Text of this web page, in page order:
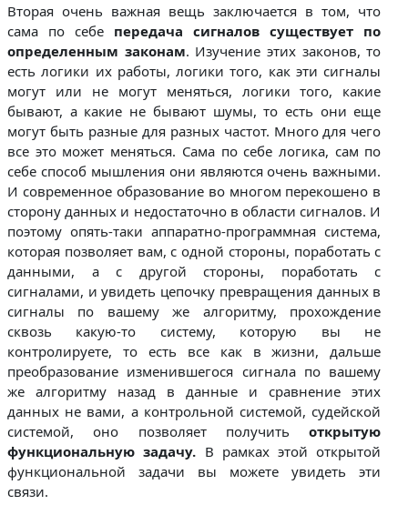
Вторая очень важная вещь заключается в том, что
сама по себе передача сигналов существует по
определенным законам. Изучение этих законов, то
есть логики их работы, логики того, как эти сигналы
могут или не могут меняться, логики того, какие
бывают, а какие не бывают шумы, то есть они еще
могут быть разные для разных частот. Много для чего
все это может меняться. Сама по себе логика, сам по
себе способ мышления они являются очень важными.
И современное образование во многом перекошено в
сторону данных и недостаточно в области сигналов. И
поэтому опять-таки аппаратно-программная система,
которая позволяет вам, с одной стороны, поработать с
данными, а с другой стороны, поработать с
сигналами, и увидеть цепочку превращения данных в
сигналы по вашему же алгоритму, прохождение
сквозь какую-то систему, которую вы не
контролируете, то есть все как в жизни, дальше
преобразование изменившегося сигнала по вашему
же алгоритму назад в данные и сравнение этих
данных не вами, а контрольной системой, судейской
системой, оно позволяет получитьоткрытую
функциональную задачу. В рамках этой открытой
функциональной задачи вы можете увидеть эти
связи.